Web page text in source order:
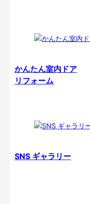
かんたん室内ドア
リフォーム
SNS ギャラリー